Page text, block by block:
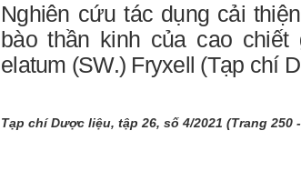
Nghiên cứu tác dụng cải
bào thần kinh của cao chiết
elatum (SW.) Fryxell (Tạp chí
Tạp chí Dược liệu, tập 26, số 4/2021 (Trang 250 -